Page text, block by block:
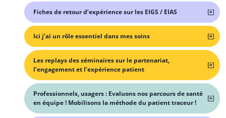
Fiches de retour d’expérience sur les EIGS / EIAS
Ici j’ai un rôle essentiel dans mes soins
Les replays des séminaires sur le partenariat,
l’engagement et l’expérience patient
Professionnels, usagers : Evaluons nos parcours de santé
en équipe ! Mobilisons la méthode du patient traceur !